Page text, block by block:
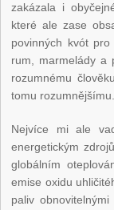
zakázala i
které ale zase
povinných kvót
rum, marmelády a
rozumnému
tomu rozumnějšímu.
Nejvíce mi ale
energetickým
globálním
emise oxidu
paliv